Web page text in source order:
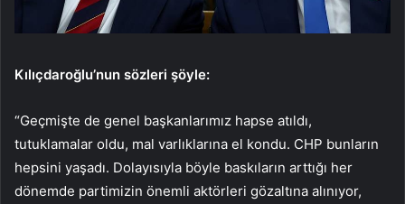
Kılıçdaroğlu’nun sözleri şöyle:
“Geçmişte de genel başkanlarımız hapse atıldı,
tutuklamalar oldu, mal varlıklarına el kondu. CHP bunların
hepsini yaşadı. Dolayısıyla böyle baskıların arttığı her
dönemde partimizin önemli aktörleri gözaltına alınıyor,